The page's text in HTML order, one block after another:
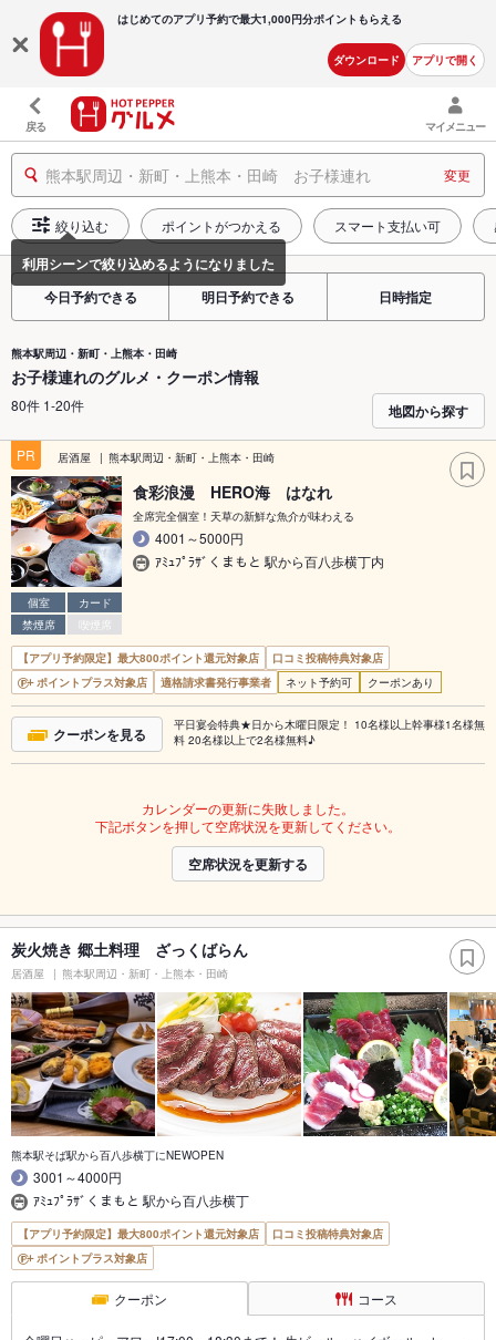
はじめてのアプリ予約で最大1,000円分ポイントもらえる
ダウンロード アプリで開く
戻る マイメニュー
熊本駅周辺・新町・上熊本・田崎 お子様連れ 変更
絞り込む ポイントがつかえる スマート支払い可
今日予約できる 明日予約できる 日時指定
熊本駅周辺・新町・上熊本・田崎
お子様連れのグルメ・クーポン情報
80件 1-20件 地図から探す
PR 居酒屋 熊本駅周辺・新町・上熊本・田崎
個室
カード
禁煙席
喫煙席
食彩浪漫 HERO海 はなれ
全席完全個室！天草の新鮮な魚介が味わえる
4001～5000円
ｱﾐｭﾌﾟﾗｻﾞくまもと 駅から百八歩横丁内
【アプリ予約限定】最大800ポイント還元対象店
口コミ投稿特典対象店
ポイントプラス対象店
適格請求書発行事業者 ネット予約可 クーポンあり
クーポンを見る
平日宴会特典★日から木曜日限定！ 10名様以上幹事様1名様無
料 20名様以上で2名様無料♪
カレンダーの更新に失敗しました。
下記ボタンを押して空席状況を更新してください。
空席状況を更新する
炭火焼き 郷土料理 ざっくばらん
居酒屋 熊本駅周辺・新町・上熊本・田崎
熊本駅そば駅から百八歩横丁にNEWOPEN
3001～4000円
ｱﾐｭﾌﾟﾗｻﾞくまもと 駅から百八歩横丁
【アプリ予約限定】最大800ポイント還元対象店
口コミ投稿特典対象店
ポイントプラス対象店
クーポン コース